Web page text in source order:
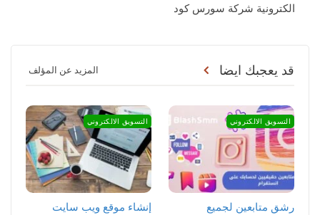
الكترونية شركة سورس كود
قد يعجبك ايضا المزيد عن المؤلف
التسويق الالكتروني
رشق متابعين لجميع
التسويق الالكتروني
إنشاء موقع ويب سايت